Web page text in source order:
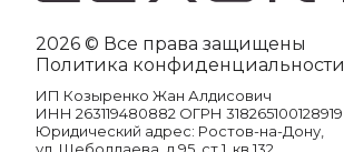
2026 © Все права защищены
Политика конфиденциальности
ИП Козыренко Жан Алдисович
ИНН 263119480882 ОГРН 318265100128919
Юридический адрес: Ростов-на-Дону,